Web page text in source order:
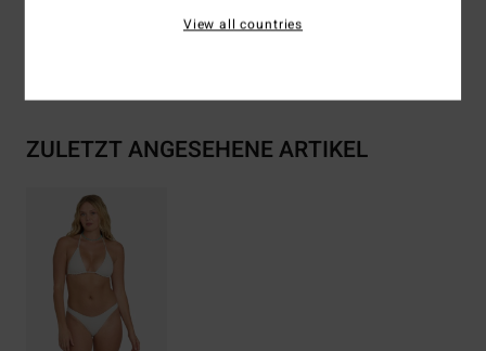
ZULETZT ANGESEHENE ARTIKEL
View all countries